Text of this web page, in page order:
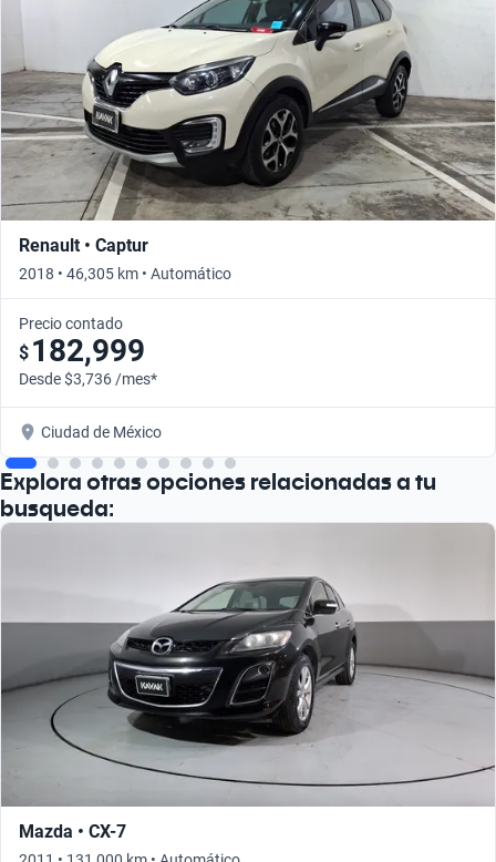
Renault • Captur
2018 • 46,305 km • Automático
Precio contado
$ 182,999
Desde $3,736 /mes*
Ciudad de México
Explora otras opciones relacionadas a tu
busqueda:
Mazda • CX-7